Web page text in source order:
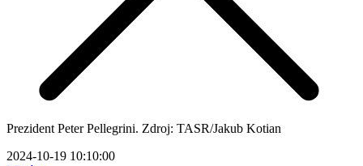
Prezident Peter Pellegrini. Zdroj: TASR/Jakub Kotian
2024-10-19 10:10:00